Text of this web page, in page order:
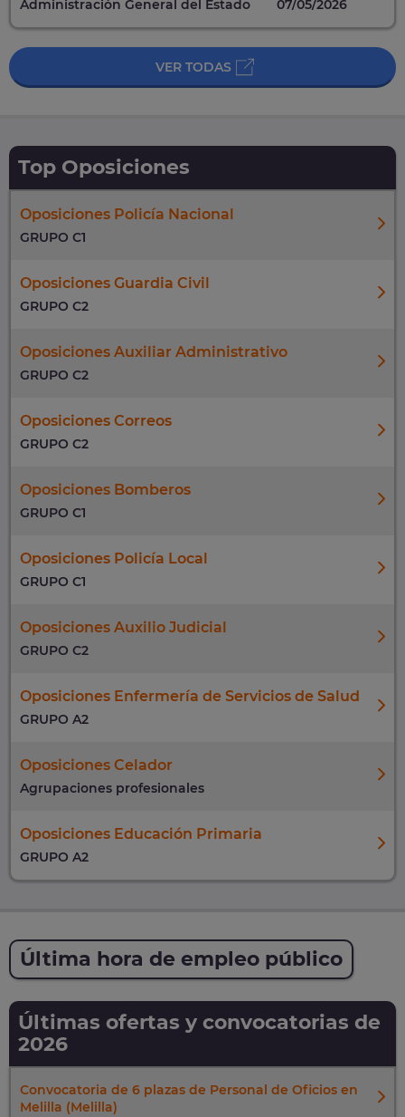
Administración General del Estado 07/05/2026
VER TODAS
Top Oposiciones
Oposiciones Policía Nacional
GRUPO C1
Oposiciones Guardia Civil
GRUPO C2
Oposiciones Auxiliar Administrativo
GRUPO C2
Oposiciones Correos
GRUPO C2
Oposiciones Bomberos
GRUPO C1
Oposiciones Policía Local
GRUPO C1
Oposiciones Auxilio Judicial
GRUPO C2
Oposiciones Enfermería de Servicios de Salud
GRUPO A2
Oposiciones Celador
Agrupaciones profesionales
Oposiciones Educación Primaria
GRUPO A2
Última hora de empleo público
Últimas ofertas y convocatorias de
2026
Convocatoria de 6 plazas de Personal de Oficios en
Melilla (Melilla)